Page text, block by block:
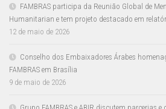
FAMBRAS participa da Reunião Global de
Humanitarian e tem projeto destacado em
12 de maio de 2026
Conselho dos Embaixadores Árabes
FAMBRAS em Brasília
9 de maio de 2026